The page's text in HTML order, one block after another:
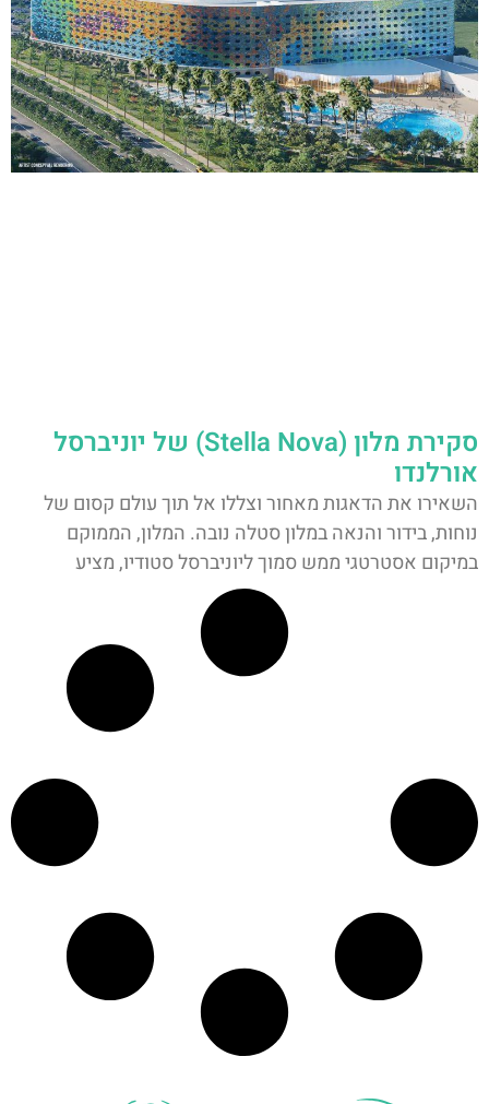
סקירת מלון (Stella Nova) של יוניברסל
אורלנדו
השאירו את הדאגות מאחור וצללו אל תוך עולם קסום של
נוחות, בידור והנאה במלון סטלה נובה. המלון, הממוקם
במיקום אסטרטגי ממש סמוך ליוניברסל סטודיו, מציע